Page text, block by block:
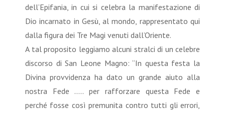
dell’Epifania, in cui si celebra la manifestazione di
Dio incarnato in Gesù, al mondo, rappresentato qui
dalla figura dei Tre Magi venuti dall’Oriente.
A tal proposito leggiamo alcuni stralci di un celebre
discorso di San Leone Magno: “In questa festa la
Divina provvidenza ha dato un grande aiuto alla
nostra Fede ….. per rafforzare questa Fede e
perché fosse così premunita contro tutti gli errori,